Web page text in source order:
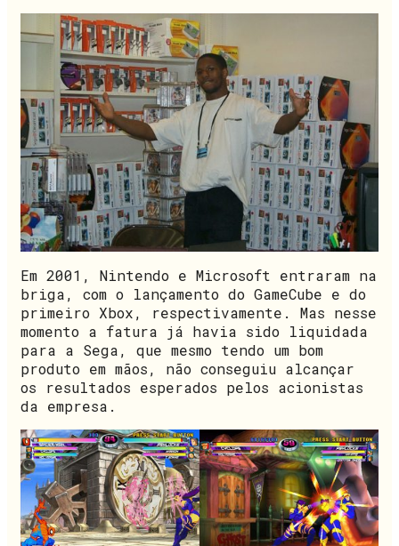
Em 2001, Nintendo e Microsoft entraram na
briga, com o lançamento do GameCube e do
primeiro Xbox, respectivamente. Mas nesse
momento a fatura já havia sido liquidada
para a Sega, que mesmo tendo um bom
produto em mãos, não conseguiu alcançar
os resultados esperados pelos acionistas
da empresa.